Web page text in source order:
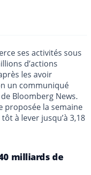
ses activités sous
d’actions
les avoir
un communiqué
Bloomberg News.
proposée la semaine
à lever jusqu’à 3,18
milliards de